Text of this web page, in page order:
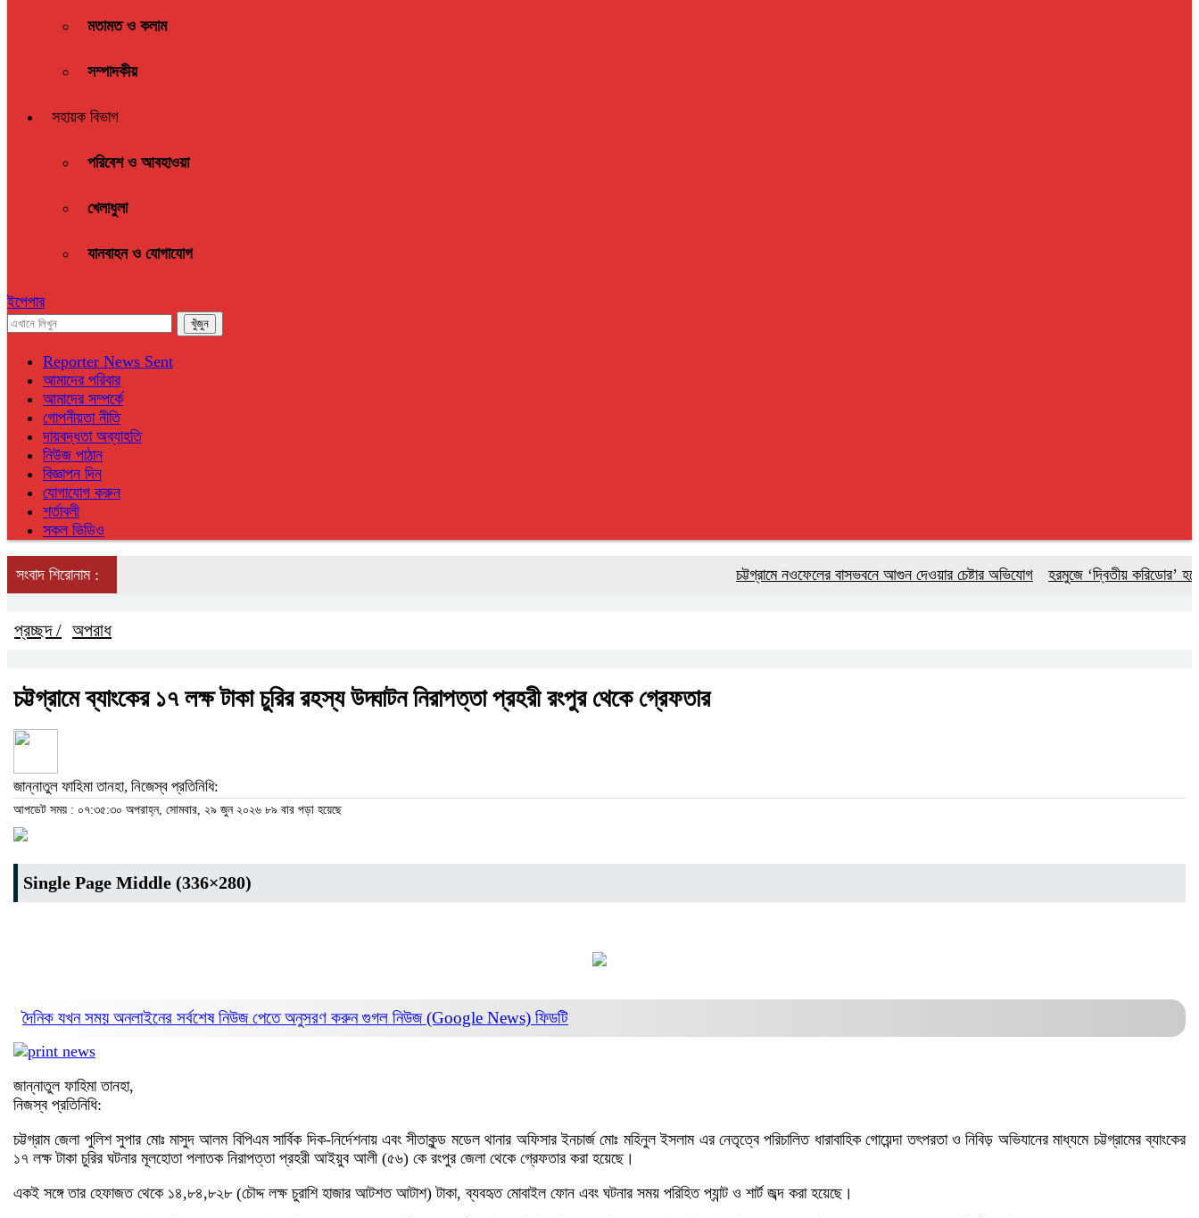
মতামত ও কলাম
সম্পাদকীয়
সহায়ক বিভাগ
পরিবেশ ও আবহাওয়া
খেলাধুলা
যানবাহন ও যোগাযোগ
ইপেপার
Reporter News Sent
আমাদের পরিবার
আমাদের সম্পর্কে
গোপনীয়তা নীতি
দায়বদ্ধতা অব্যাহতি
নিউজ পাঠান
বিজ্ঞাপন দিন
যোগাযোগ করুন
শর্তাবলী
সকল ভিডিও
সংবাদ শিরোনাম : চট্টগ্রামে নওফেলের বাসভবনে আগুন দেওয়ার চেষ্টার অভিযোগ হরমুজে ‘দ্বিতীয় করিডোর’ হলে মার্কিন
প্রচ্ছদ / অপরাধ
চট্টগ্রামে ব্যাংকের ১৭ লক্ষ টাকা চুরির রহস্য উদ্ঘাটন নিরাপত্তা প্রহরী রংপুর থেকে গ্রেফতার
জান্নাতুল ফাহিমা তানহা, নিজেস্ব প্রতিনিধি:
আপডেট সময় : ০৭:৩৫:৩০ অপরাহ্ন, সোমবার, ২৯ জুন ২০২৬ ৮৯ বার পড়া হয়েছে
Single Page Middle (336×280)
দৈনিক যখন সময় অনলাইনের সর্বশেষ নিউজ পেতে অনুসরণ করুনগুগল নিউজ (Google News) ফিডটি
জান্নাতুল ফাহিমা তানহা,
নিজস্ব প্রতিনিধি:
চট্টগ্রাম জেলা পুলিশ সুপার মোঃ মাসুদ আলম বিপিএম সার্বিক দিক-নির্দেশনায় এবং সীতাকুন্ড মডেল থানার অফিসার ইনচার্জ মোঃ মহিনুল ইসলাম এর নেতৃত্বে পরিচালিত ধারাবাহিক গোয়েন্দা তৎপরতা ও নিবিড় অভিযানের মাধ্যমে চট্টগ্রামের ব্যাংকের
১৭ লক্ষ টাকা চুরির ঘটনার মূলহোতা পলাতক নিরাপত্তা প্রহরী আইয়ুব আলী (৫৬) কে রংপুর জেলা থেকে গ্রেফতার করা হয়েছে।
একই সঙ্গে তার হেফাজত থেকে ১৪,৮৪,৮২৮ (চৌদ্দ লক্ষ চুরাশি হাজার আটশত আটাশ) টাকা, ব্যবহৃত মোবাইল ফোন এবং ঘটনার সময় পরিহিত প্যান্ট ও শার্ট জব্দ করা হয়েছে।